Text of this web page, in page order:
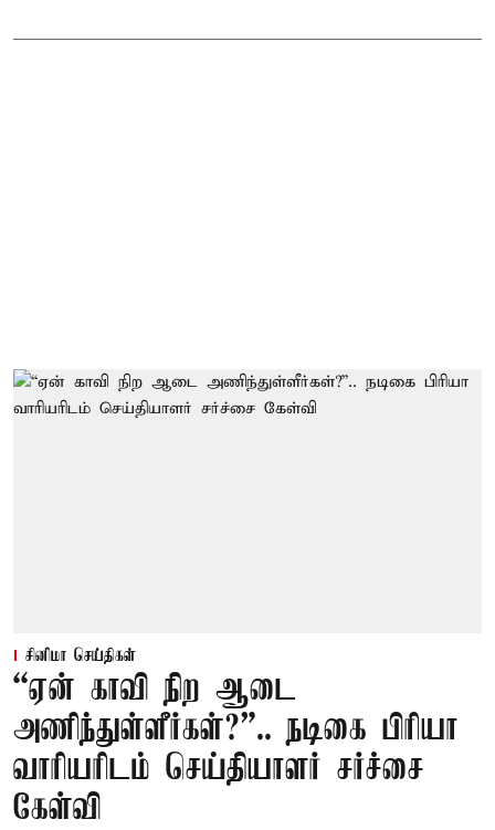
சினிமா செய்திகள்
“ஏன் காவி நிற ஆடை
அணிந்துள்ளீர்கள்?”.. நடிகை பிரியா
வாரியரிடம் செய்தியாளர் சர்ச்சை
கேள்வி